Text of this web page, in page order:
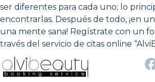
ser diferentes para cada uno; lo
encontrarlas. Después de todo, ¡en
una mente sana! Regístrate con un
través del servicio de citas online